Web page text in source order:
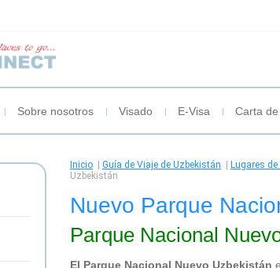
Sobre nosotros Visado E-Visa Carta
Inicio Guía de Viaje de Uzbekistán Lugares
Uzbekistán
Nuevo Parque
Parque Nacional
El Parque Nacional Nuevo Uzbekistán